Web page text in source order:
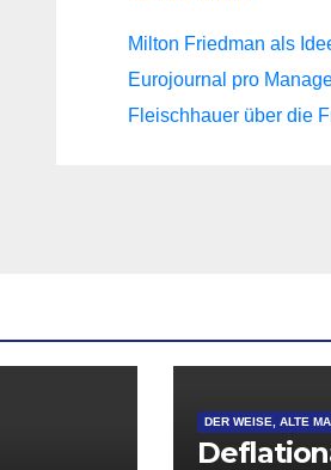
Milton Friedman als
Eurojournal pro
Fleischhauer über die
DER WEISE, ALTE